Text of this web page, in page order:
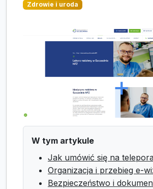
Zdrowie i uroda
W tym artykule
Jak umówić się na
Organizacja i przebieg e-
Bezpieczeństwo i